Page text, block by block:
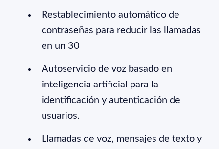
Restablecimiento automático de
contraseñas para reducir las llamadas
en un 30
Autoservicio de voz basado en
inteligencia artificial para la
identificación y autenticación de
usuarios.
Llamadas de voz, mensajes de texto y